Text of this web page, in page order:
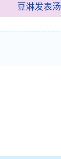
豆淋发表汤